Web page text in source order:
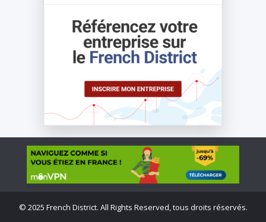
© 2025 French District. All Rights Reserved, tous droits réservés.